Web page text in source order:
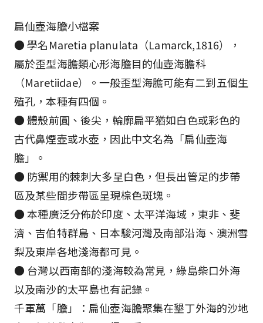
扁仙壺海膽小檔案
● 學名Maretia planulata（Lamarck,1816），
屬於歪型海膽類心形海膽目的仙壺海膽科
（Maretiidae）。一般歪型海膽可能有二到五個生
殖孔，本種有四個。
● 體殼前圓、後尖，輪廓扁平猶如白色或彩色的
古代鼻煙壺或水壺，因此中文名為「扁仙壺海
膽」。
● 防禦用的棘刺大多呈白色，但長出管足的步帶
區及某些間步帶區呈現棕色斑塊。
● 本種廣泛分佈於印度、太平洋海域，東非、斐
濟、吉伯特群島、日本駿河灣及南部沿海、澳洲雪
梨及東岸各地淺海都可見。
● 台灣以西南部的淺海較為常見，綠島柴口外海
以及南沙的太平島也有記錄。
千軍萬「膽」：扁仙壺海膽聚集在墾丁外海的沙地